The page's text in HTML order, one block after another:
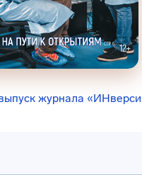
журнала